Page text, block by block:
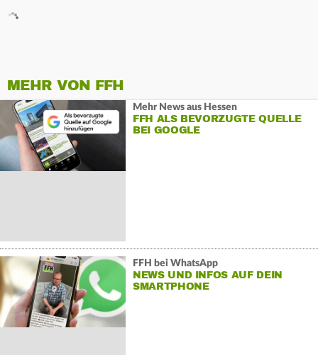
MEHR VON FFH
Mehr News aus Hessen
FFH ALS BEVORZUGTE QUELLE
BEI GOOGLE
FFH bei WhatsApp
NEWS UND INFOS AUF DEIN
SMARTPHONE